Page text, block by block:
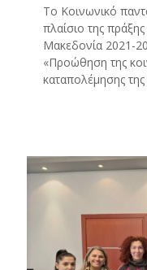
Το Κοινωνικό
πλαίσιο της
Μακεδονία 2021-
«Προώθηση της
καταπολέμησης της